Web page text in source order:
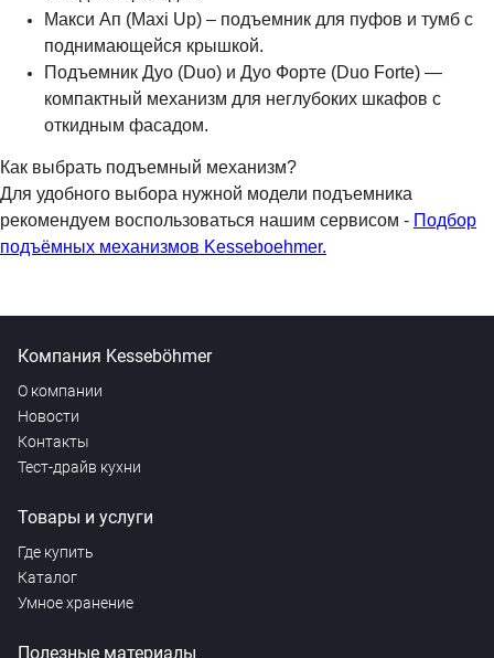
Макси Ап (Maxi Up) – подъемник для пуфов и тумб с
поднимающейся крышкой.
Подъемник Дуо (Duo) и Дуо Форте (Duo Forte) —
компактный механизм для неглубоких шкафов с
откидным фасадом.
Как выбрать подъемный механизм?
Для удобного выбора нужной модели подъемника
рекомендуем воспользоваться нашим сервисом - Подбор
подъёмных механизмов Kesseboehmer.
Компания Kesseböhmer
О компании
Новости
Контакты
Тест-драйв кухни
Товары и услуги
Где купить
Каталог
Умное хранение
Полезные материалы